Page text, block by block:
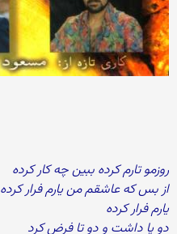
روزمو تارم کرده ببین چه کار کرده
از بس که عاشقم من یارم فرار کرده
یارم فرار کرده
دو پا داشت و دو تا فرض کرد